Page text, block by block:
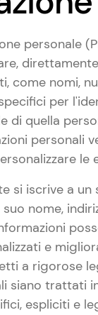
personale
come nomi,
per
di quella
personali
le
si iscrive a
nome,
e
a rigorose
siano trattati
espliciti e